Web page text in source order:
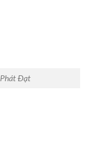
Phát Đạt